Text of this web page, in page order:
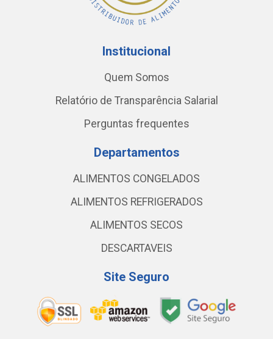
Institucional
Quem Somos
Relatório de Transparência Salarial
Perguntas frequentes
Departamentos
ALIMENTOS CONGELADOS
ALIMENTOS REFRIGERADOS
ALIMENTOS SECOS
DESCARTAVEIS
Site Seguro